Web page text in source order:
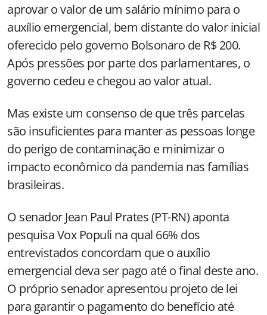
aprovar o valor de um salário mínimo para o
auxílio emergencial, bem distante do valor inicial
oferecido pelo governo Bolsonaro de R$ 200.
Após pressões por parte dos parlamentares, o
governo cedeu e chegou ao valor atual.
Mas existe um consenso de que três parcelas
são insuficientes para manter as pessoas longe
do perigo de contaminação e minimizar o
impacto econômico da pandemia nas famílias
brasileiras.
O senador Jean Paul Prates (PT-RN) aponta
pesquisa Vox Populi na qual 66% dos
entrevistados concordam que o auxílio
emergencial deva ser pago até o final deste ano.
O próprio senador apresentou projeto de lei
para garantir o pagamento do benefício até